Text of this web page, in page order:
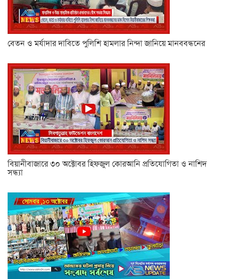
বেতন ও মর্যাদার দাবিতে পুলিশি হামলার নিন্দা জানিয়ে মানববন্ধনের
বিয়ানীবাজারে ৩০ অক্টোবর হিফজুল কোরআনি প্রতিযোগিতা ও নাশিদ
সন্ধ্যা